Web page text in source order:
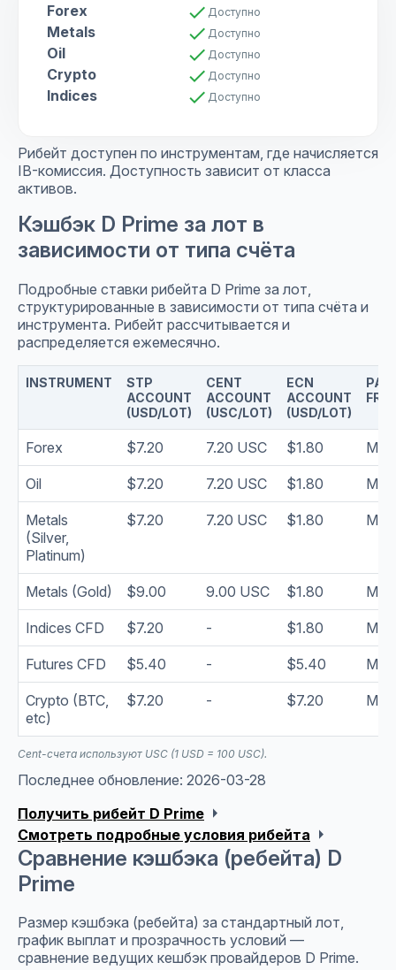
Forex check Доступно
Metals check Доступно
Oil check Доступно
Crypto check Доступно
Indices check Доступно
Рибейт доступен по инструментам, где начисляется
IB-комиссия. Доступность зависит от класса
активов.
Кэшбэк D Prime за лот в
зависимости от типа счёта
Подробные ставки рибейта D Prime за лот,
структурированные в зависимости от типа счёта и
инструмента. Рибейт рассчитывается и
распределяется ежемесячно.
INSTRUMENT
STP
ACCOUNT
(USD/LOT)
CENT
ACCOUNT
(USC/LOT)
ECN
ACCOUNT
(USD/LOT)
Forex $7.20 7.20 USC $1.80
Oil $7.20 7.20 USC $1.80
Metals
(Silver,
Platinum)
$7.20 7.20 USC $1.80
Metals (Gold) $9.00 9.00 USC $1.80
Indices CFD $7.20 - $1.80
Futures CFD $5.40 - $5.40
Crypto (BTC,
etc)
$7.20 - $7.20
Cent-счета используют USC (1 USD = 100 USC).
Последнее обновление: 2026-03-28
Получить рибейт D Prime arrow_right
Смотреть подробные условия рибейта arrow_right
Сравнение кэшбэка (ребейта) D
Prime
Размер кэшбэка (ребейта) за стандартный лот,
график выплат и прозрачность условий —
сравнение ведущих кешбэк провайдеров D Prime.